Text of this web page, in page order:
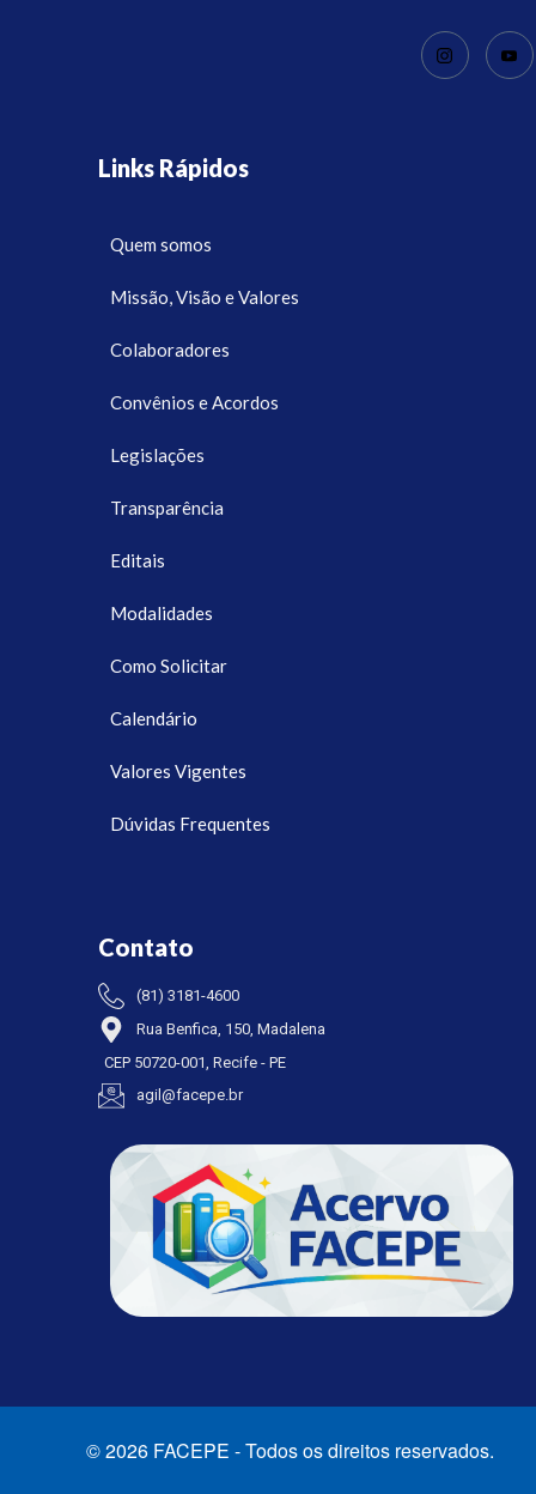
Links Rápidos
Quem somos
Missão, Visão e Valores
Colaboradores
Convênios e Acordos
Legislações
Transparência
Editais
Modalidades
Como Solicitar
Calendário
Valores Vigentes
Dúvidas Frequentes
Contato
(81) 3181-4600
Rua Benfica, 150, Madalena
CEP 50720-001, Recife - PE
agil@facepe.br
© 2026 FACEPE - Todos os direitos reservados.